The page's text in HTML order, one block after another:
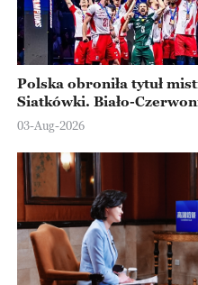
Polska obroniła tytuł
Siatkówki. Biało-
Ningbo
03-Aug-2026